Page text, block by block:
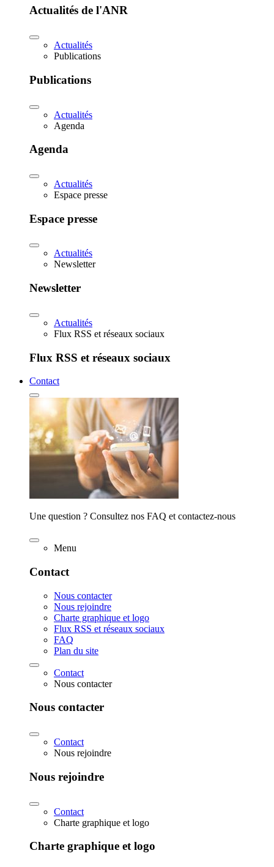
Actualités de l'ANR
Actualités
Publications
Publications
Actualités
Agenda
Agenda
Actualités
Espace presse
Espace presse
Actualités
Newsletter
Newsletter
Actualités
Flux RSS et réseaux sociaux
Flux RSS et réseaux sociaux
Contact
Une question ? Consultez nos FAQ et contactez-nous
Menu
Contact
Nous contacter
Nous rejoindre
Charte graphique et logo
Flux RSS et réseaux sociaux
FAQ
Plan du site
Contact
Nous contacter
Nous contacter
Contact
Nous rejoindre
Nous rejoindre
Contact
Charte graphique et logo
Charte graphique et logo